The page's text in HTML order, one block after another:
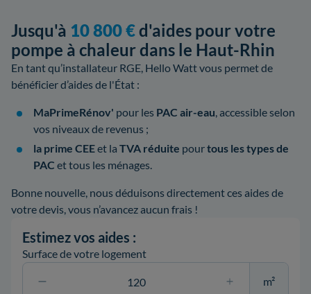
Jusqu'à 10 800 €d'aides pour votre
pompe à chaleur dans le Haut-Rhin
En tant qu’installateur RGE, Hello Watt vous permet de
bénéficier d’aides de l'État :
MaPrimeRénov' pour les PAC air-eau, accessible selon
vos niveaux de revenus ;
la prime CEEet la TVA réduite pourtous les types de
PAC et tous les ménages.
Bonne nouvelle, nous déduisons directement ces aides de
votre devis, vous n’avancez aucun frais !
Estimez vos aides :
Surface de votre logement
m²